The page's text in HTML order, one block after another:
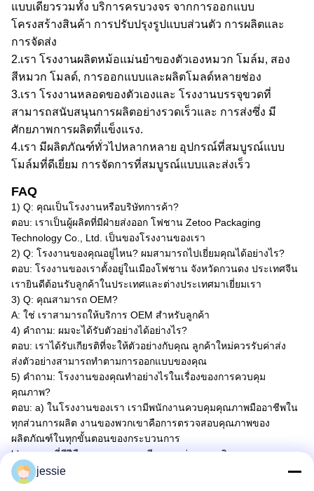
แบบเดียวรวมทั้ง บริการครบวงจร จากการออกแบบ
โครงสร้างสินค้า การปรับปรุงรูปแบบส่วนตัว การผลิตและ
การจัดส่ง
2.เรา โรงงานผลิตหม้อแม่นยําของตัวเองหมวก โมล์ม, สอง
สีหมวก โมลด์, การออกแบบและผลิตโมลด์หลายช่อง
3.เรา โรงงานหลอดของตัวเองและ โรงงานบรรจุขวดที่
สามารถสนับสนุนการผลิตอย่างรวดเร็วและ การส่งซึ่ง มี
ศักยภาพการผลิตที่แข็งแรง.
4.เรา มีผลิตภัณฑ์ทั่วไปหลากหลาย อุปกรณ์ที่สมบูรณ์แบบ
โมล์มที่ดีเยี่ยม การจัดการที่สมบูรณ์แบบและส่งเร็ว
FAQ
1) Q: คุณเป็นโรงงานหรือบริษัทการค้า?
ตอบ: เราเป็นผู้ผลิตที่มีฝ่ายส่งออก โฟชาน Zetoo Packaging
Technology Co., Ltd. เป็นของโรงงานของเรา
2) Q: โรงงานของคุณอยู่ไหน? ผมสามารถไปเยี่ยมคุณได้อย่างไร?
ตอบ: โรงงานของเราตั้งอยู่ในเมืองโฟชาน จังหวัดกวนดง ประเทศจีน
เรายินดีต้อนรับลูกค้าในประเทศและต่างประเทศมาเยี่ยมเรา
3) Q: คุณสามารถ OEM?
A: ใช่ เราสามารถให้บริการ OEM สําหรับลูกค้า
4) คําถาม: ผมจะได้รับตัวอย่างได้อย่างไร?
ตอบ: เราได้รับเกียรติที่จะให้ตัวอย่างกับคุณ ลูกค้าใหม่ควรรับค่าส่ง
ส่งตัวอย่างสามารถทําตามการออกแบบของคุณ
5) คําถาม: โรงงานของคุณทําอย่างไรในเรื่องของการควบคุม
คุณภาพ?
ตอบ: a) ในโรงงานของเรา เรามีพนักงานควบคุมคุณภาพมืออาชีพใน
ทุกส่วนการผลิต งานของพวกเขาคือการตรวจสอบคุณภาพของ
ผลิตภัณฑ์ในทุกขั้นตอนของกระบวนการ
b) คนงานที่มีฝีมือดูแลทุกรายละเอียดระหว่างการผลิตและการบรรจุ
c) นอกจากนี้ พนักงานขายของเราจะรับผิดชอบคุณภาพและราย
ละเอียดเสมอ พวกเขาจําเป็นต้องให้ความสนใจมากต่อการผลิตของ
jessie